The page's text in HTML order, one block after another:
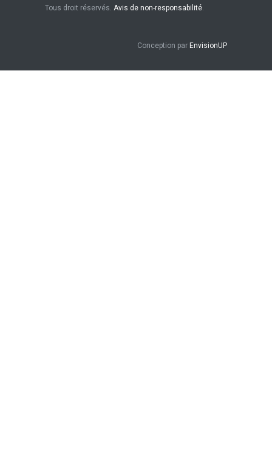
Tous droit réservés. Avis de non-responsabilité.
Conception par EnvisionUP